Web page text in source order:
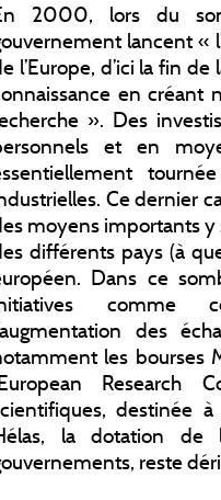
2000, lors du
lancent «
l’Europe, d’ici la fin
en créant
». Des
et en
Ce dernier
moyens importants y
différents pays (à
Dans ce
comme
des
les bourses
Research
destinée
la dotation de
reste